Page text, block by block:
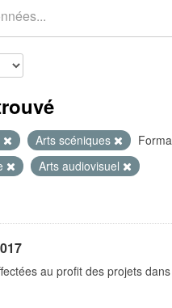
Arts scéniques
Arts audiovisuel
au profit des projets